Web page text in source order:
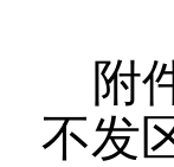
附
不发